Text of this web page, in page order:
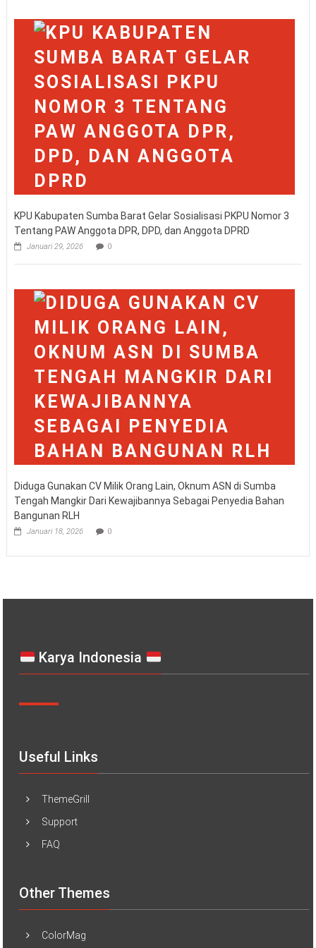
KPU Kabupaten Sumba Barat Gelar Sosialisasi PKPU Nomor 3
Tentang PAW Anggota DPR, DPD, dan Anggota DPRD
Januari 29, 2026 0
Diduga Gunakan CV Milik Orang Lain, Oknum ASN di Sumba
Tengah Mangkir Dari Kewajibannya Sebagai Penyedia Bahan
Bangunan RLH
Januari 18, 2026 0
Karya Indonesia
Useful Links
ThemeGrill
Support
FAQ
Other Themes
ColorMag